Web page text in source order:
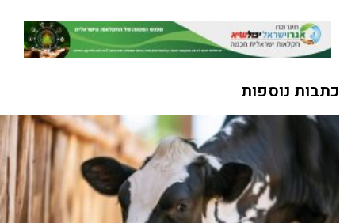
כתבות נוספות